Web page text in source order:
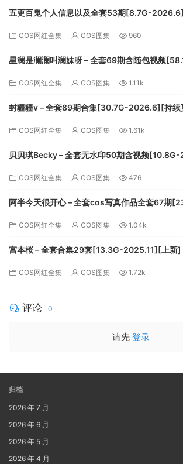
五更百鬼个人信息以及全套53期[8.7G-2026.6]
COS网红全集 COS图集 960
星澜是澜澜叫澜妹呀 – 全套69期含随包视频
COS网红全集 COS图集 1.11k
封疆疆v – 全套89期合集[30.7G-2026.6][持续
COS网红全集 COS图集 1.61k
贝贝琪Becky – 全套无水印50期含视频
COS网红全集 COS图集 476
阿半今天很开心 – 全套cos写真作品全套67期
COS网红全集 COS图集 1.04k
宫本桜 – 全套合集29套[13.3G-2025.11][上新]
COS网红全集 COS图集 1.72k
评论 0
请先 登录
归档
2026 年 7 月
2026 年 6 月
2026 年 5 月
2026 年 4 月